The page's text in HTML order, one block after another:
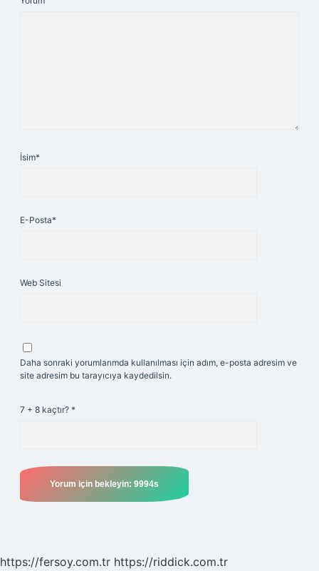
İsim*
E-Posta*
Web Sitesi
Daha sonraki yorumlarımda kullanılması için adım, e-posta adresim ve
site adresim bu tarayıcıya kaydedilsin.
7 + 8 kaçtır? *
https://fersoy.com.tr https://riddick.com.tr